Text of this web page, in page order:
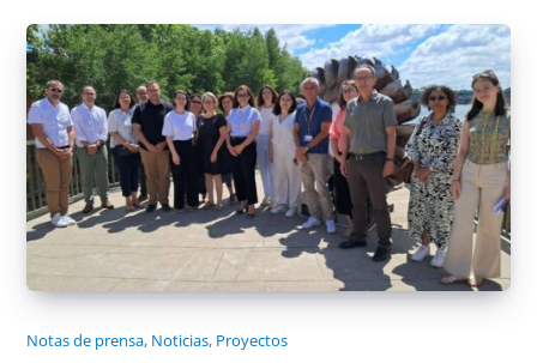
Notas de prensa, Noticias, Proyectos